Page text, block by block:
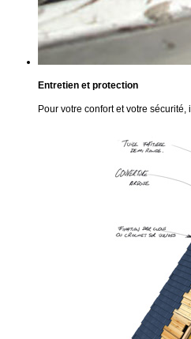
Entretien et protection
Pour votre confort et votre